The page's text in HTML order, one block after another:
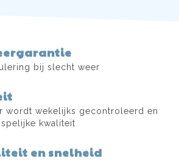
bij slecht weer
wordt wekelijks gecontroleerd en
kwaliteit
en snelheid